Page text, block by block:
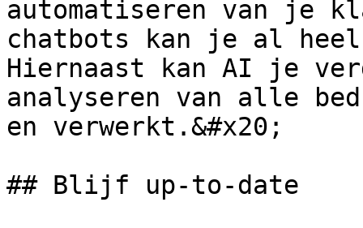
automatiseren van je
chatbots kan je al
Hiernaast kan AI je
analyseren van alle
en verwerkt.&#x20;
## Blijf up-to-date